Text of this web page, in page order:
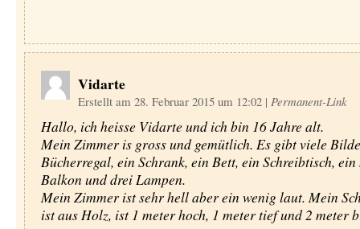
Vidarte
Erstellt am 28. Februar 2015 um 12:02 | Permanent-Link
Hallo, ich heisse Vidarte und ich bin 16 Jahre alt.
Mein Zimmer is gross und gemütlich. Es gibt viele
Bücherregal, ein Schrank, ein Bett, ein Schreibtisch,
Balkon und drei Lampen.
Mein Zimmer ist sehr hell aber ein wenig laut. Mein
ist aus Holz, ist 1 meter hoch, 1 meter tief und 2 meter